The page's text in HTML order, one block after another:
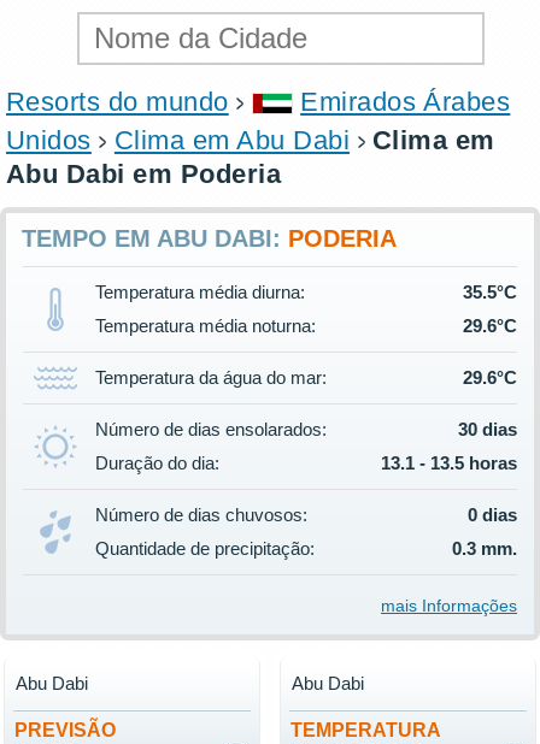
Resorts do mundo
Emirados Árabes
Unidos
Clima em Abu Dabi
Clima em
Abu Dabi em Poderia
TEMPO EM ABU DABI: PODERIA
Temperatura média diurna:
35.5°C
Temperatura média noturna:
29.6°C
Temperatura da água do mar: 29.6°C
Número de dias ensolarados:
30 dias
Duração do dia:
13.1 - 13.5 horas
Número de dias chuvosos:
0 dias
Quantidade de precipitação:
0.3 mm.
mais Informações
PREVISÃO
Abu Dabi
TEMPERATURA
Abu Dabi